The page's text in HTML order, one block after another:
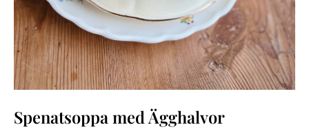
Spenatsoppa med Ägghalvor